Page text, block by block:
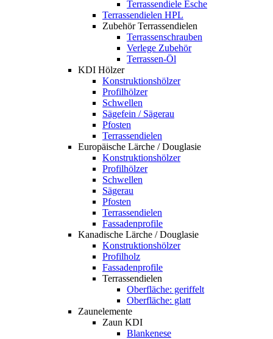
Terrassendiele Esche
Terrassendielen HPL
Zubehör Terrassendielen
Terrassenschrauben
Verlege Zubehör
Terrassen-Öl
KDI Hölzer
Konstruktionshölzer
Profilhölzer
Schwellen
Sägefein / Sägerau
Pfosten
Terrassendielen
Europäische Lärche / Douglasie
Konstruktionshölzer
Profilhölzer
Schwellen
Sägerau
Pfosten
Terrassendielen
Fassadenprofile
Kanadische Lärche / Douglasie
Konstruktionshölzer
Profilholz
Fassadenprofile
Terrassendielen
Oberfläche: geriffelt
Oberfläche: glatt
Zaunelemente
Zaun KDI
Blankenese